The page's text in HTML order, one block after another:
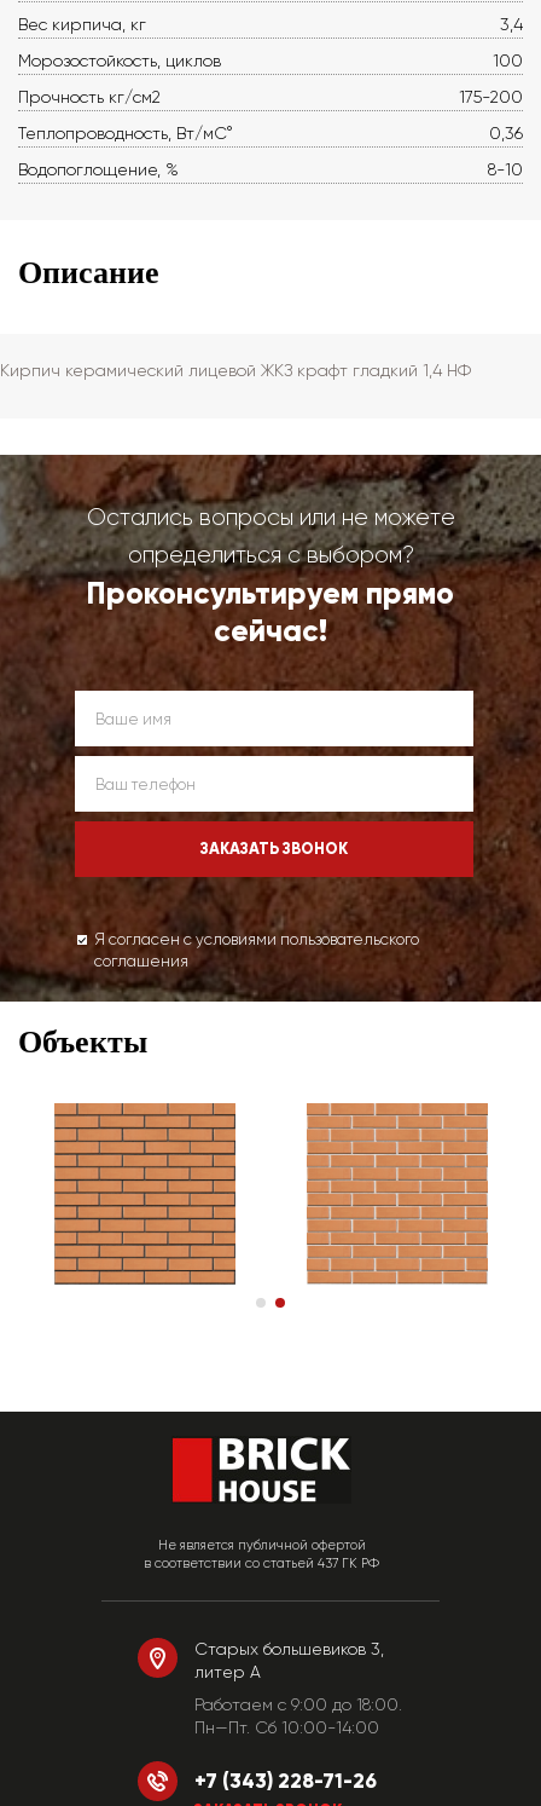
Вес кирпича, кг
3,4
Морозостойкость, циклов
100
Прочность кг/см2
175-200
Теплопроводность, Вт/мС°
0,36
Водопоглощение, %
8-10
Описание
Кирпич керамический лицевой ЖКЗ крафт гладкий 1,4 НФ
Остались вопросы или не можете
определиться с выбором?
Проконсультируем прямо
сейчас!
Я согласен с условиями пользовательского
соглашения
Объекты
Не является публичной офертой
в соответствии со статьей 437 ГК РФ
Старых большевиков 3,
литер А
Работаем c 9:00 до 18:00.
Пн—Пт. Сб 10:00-14:00
+7 (343) 228-71-26